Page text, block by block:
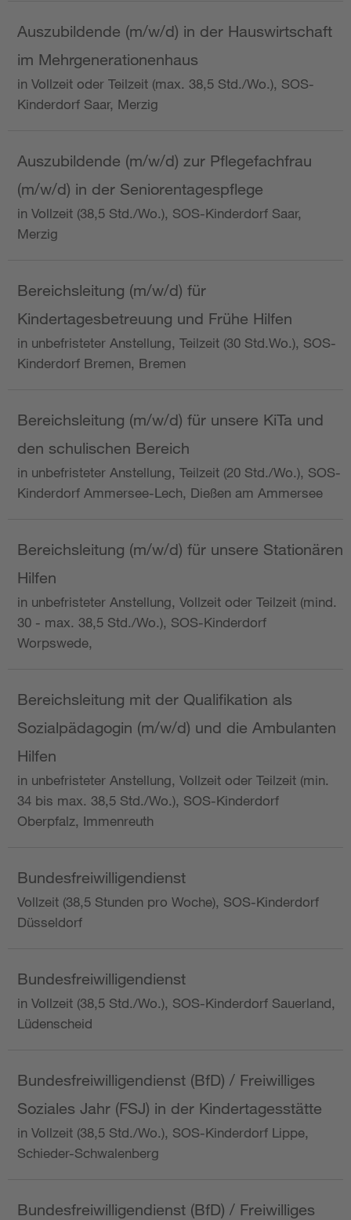
Auszubildende (m/w/d) in der Hauswirtschaft
im Mehrgenerationenhaus
in Vollzeit oder Teilzeit (max. 38,5 Std./Wo.), SOS-
Kinderdorf Saar, Merzig
Auszubildende (m/w/d) zur Pflegefachfrau
(m/w/d) in der Seniorentagespflege
in Vollzeit (38,5 Std./Wo.), SOS-Kinderdorf Saar,
Merzig
Bereichsleitung (m/w/d) für
Kindertagesbetreuung und Frühe Hilfen
in unbefristeter Anstellung, Teilzeit (30 Std.Wo.), SOS-
Kinderdorf Bremen, Bremen
Bereichsleitung (m/w/d) für unsere KiTa und
den schulischen Bereich
in unbefristeter Anstellung, Teilzeit (20 Std./Wo.), SOS-
Kinderdorf Ammersee-Lech, Dießen am Ammersee
Bereichsleitung (m/w/d) für unsere Stationären
Hilfen
in unbefristeter Anstellung, Vollzeit oder Teilzeit (mind.
30 - max. 38,5 Std./Wo.), SOS-Kinderdorf
Worpswede,
Bereichsleitung mit der Qualifikation als
Sozialpädagogin (m/w/d) und die Ambulanten
Hilfen
in unbefristeter Anstellung, Vollzeit oder Teilzeit (min.
34 bis max. 38,5 Std./Wo.), SOS-Kinderdorf
Oberpfalz, Immenreuth
Bundesfreiwilligendienst
Vollzeit (38,5 Stunden pro Woche), SOS-Kinderdorf
Düsseldorf
Bundesfreiwilligendienst
in Vollzeit (38,5 Std./Wo.), SOS-Kinderdorf Sauerland,
Lüdenscheid
Bundesfreiwilligendienst (BfD) / Freiwilliges
Soziales Jahr (FSJ) in der Kindertagesstätte
in Vollzeit (38,5 Std./Wo.), SOS-Kinderdorf Lippe,
Schieder-Schwalenberg
Bundesfreiwilligendienst (BfD) / Freiwilliges